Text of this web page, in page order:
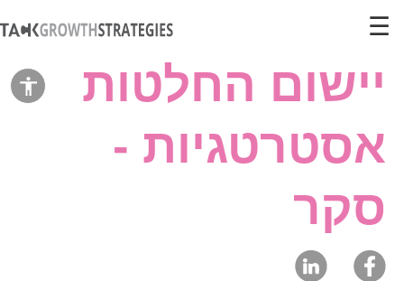
הצג
☰
יישום החלטות
אסטרטגיות -
סקר